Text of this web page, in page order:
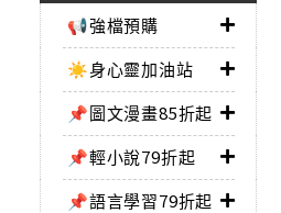
📢強檔預購
☀️身心靈加油站
📌圖文漫畫85折起
📌輕小說79折起
📌語言學習79折起